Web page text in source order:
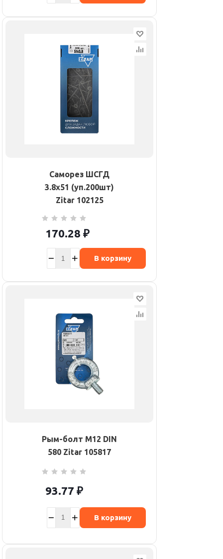
Саморез ШСГД
3.8х51 (уп.200шт)
Zitar 102125
170.28 ₽
В корзину
Рым-болт М12 DIN
580 Zitar 105817
93.77 ₽
В корзину